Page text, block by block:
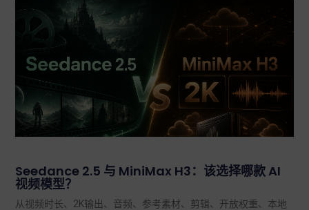
Seedance 2.5 与 MiniMax H3：该选择哪款 AI
视频模型？
从视频时长、2K输出、音频、参考素材、剪辑、开放权重、本地